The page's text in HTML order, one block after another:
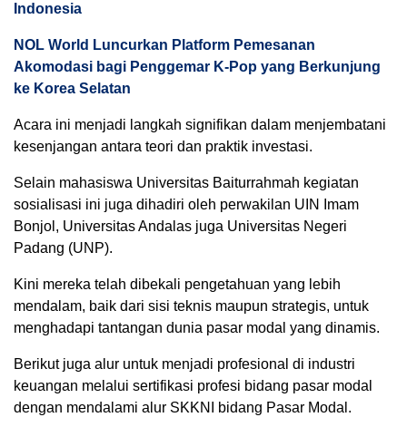
Indonesia
NOL World Luncurkan Platform Pemesanan
Akomodasi bagi Penggemar K-Pop yang Berkunjung
ke Korea Selatan
Acara ini menjadi langkah signifikan dalam menjembatani
kesenjangan antara teori dan praktik investasi.
Selain mahasiswa Universitas Baiturrahmah kegiatan
sosialisasi ini juga dihadiri oleh perwakilan UIN Imam
Bonjol, Universitas Andalas juga Universitas Negeri
Padang (UNP).
Kini mereka telah dibekali pengetahuan yang lebih
mendalam, baik dari sisi teknis maupun strategis, untuk
menghadapi tantangan dunia pasar modal yang dinamis.
Berikut juga alur untuk menjadi profesional di industri
keuangan melalui sertifikasi profesi bidang pasar modal
dengan mendalami alur SKKNI bidang Pasar Modal.